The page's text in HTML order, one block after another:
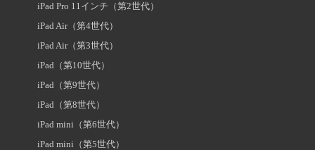
iPad Pro 11インチ（第2世代）
iPad Air（第4世代）
iPad Air（第3世代）
iPad（第10世代）
iPad（第9世代）
iPad（第8世代）
iPad mini（第6世代）
iPad mini（第5世代）